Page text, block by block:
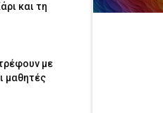
και τη
με
μαθητές